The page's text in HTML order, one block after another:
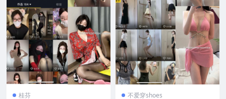
桂芬 不爱穿shoes